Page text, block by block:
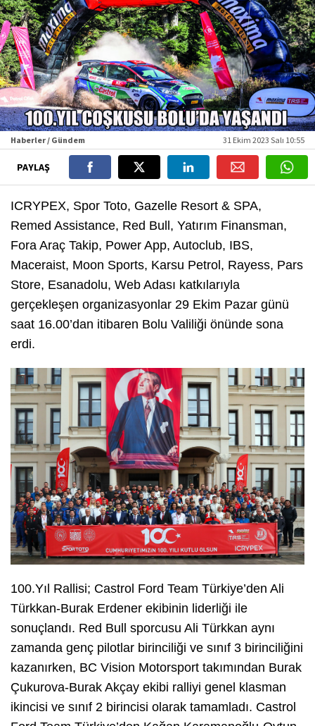
Haberler / Gündem 31 Ekim 2023 Salı 10:55
PAYLAŞ
ICRYPEX, Spor Toto, Gazelle Resort & SPA,
Remed Assistance, Red Bull, Yatırım Finansman,
Fora Araç Takip, Power App, Autoclub, IBS,
Maceraist, Moon Sports, Karsu Petrol, Rayess, Pars
Store, Esanadolu, Web Adası katkılarıyla
gerçekleşen organizasyonlar 29 Ekim Pazar günü
saat 16.00’dan itibaren Bolu Valiliği önünde sona
erdi.
100.Yıl Rallisi; Castrol Ford Team Türkiye’den Ali
Türkkan-Burak Erdener ekibinin liderliği ile
sonuçlandı. Red Bull sporcusu Ali Türkkan aynı
zamanda genç pilotlar birinciliği ve sınıf 3 birinciliğini
kazanırken, BC Vision Motorsport takımından Burak
Çukurova-Burak Akçay ekibi ralliyi genel klasman
ikincisi ve sınıf 2 birincisi olarak tamamladı. Castrol